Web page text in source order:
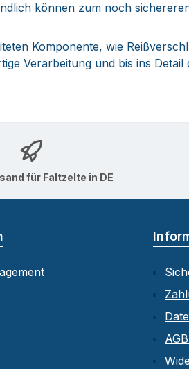
können zum noch
Komponente, wie
Verarbeitung und bis ins
für Faltzelte in DE